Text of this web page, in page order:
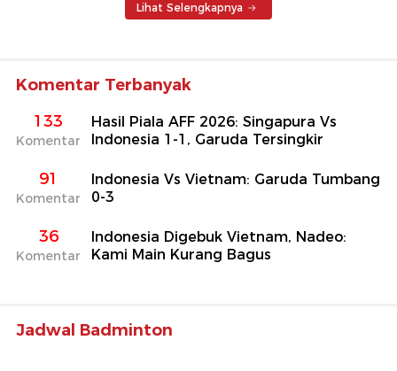
Lihat Selengkapnya
Komentar Terbanyak
133
Komentar
Hasil Piala AFF 2026: Singapura Vs
Indonesia 1-1, Garuda Tersingkir
91
Komentar
Indonesia Vs Vietnam: Garuda Tumbang
0-3
36
Komentar
Indonesia Digebuk Vietnam, Nadeo:
Kami Main Kurang Bagus
Jadwal Badminton